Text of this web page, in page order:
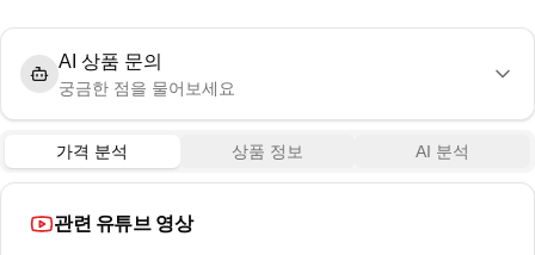
AI 상품 문의
궁금한 점을 물어보세요
가격 분석 상품 정보 AI 분석
관련 유튜브 영상